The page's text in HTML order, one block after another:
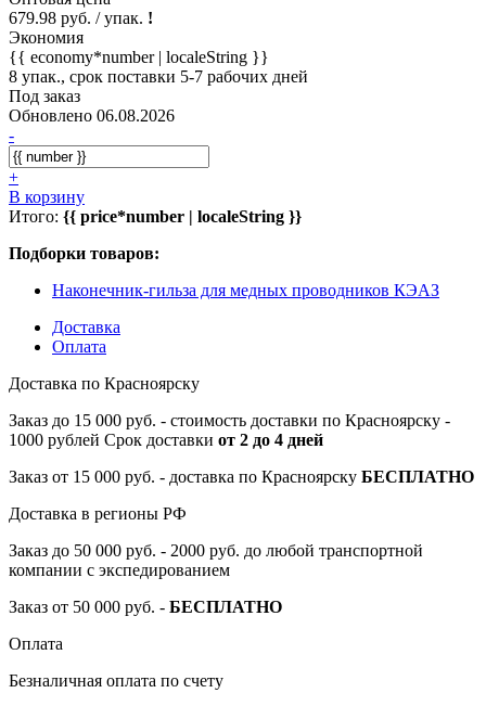
679.98 руб. / упак. !
Экономия
{{ economy*number | localeString }}
8 упак., срок поставки 5-7 рабочих дней
Под заказ
Обновлено 06.08.2026
-
+
В корзину
Итого: {{ price*number | localeString }}
Подборки товаров:
Наконечник-гильза для медных проводников КЭАЗ
Доставка
Оплата
Доставка по Красноярску
Заказ до 15 000 руб. - стоимость доставки по Красноярску -
1000 рублей Срок доставки от 2 до 4 дней
Заказ от 15 000 руб. - доставка по Красноярску БЕСПЛАТНО
Доставка в регионы РФ
Заказ до 50 000 руб. - 2000 руб. до любой транспортной
компании с экспедированием
Заказ от 50 000 руб. - БЕСПЛАТНО
Оплата
Безналичная оплата по счету